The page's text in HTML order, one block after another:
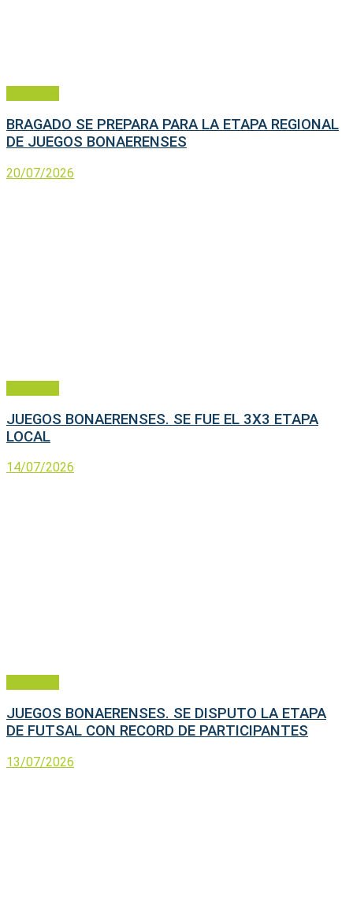
BRAGADO SE PREPARA PARA LA ETAPA REGIONAL
DE JUEGOS BONAERENSES
20/07/2026
JUEGOS BONAERENSES. SE FUE EL 3X3 ETAPA
LOCAL
14/07/2026
JUEGOS BONAERENSES. SE DISPUTO LA ETAPA
DE FUTSAL CON RECORD DE PARTICIPANTES
13/07/2026